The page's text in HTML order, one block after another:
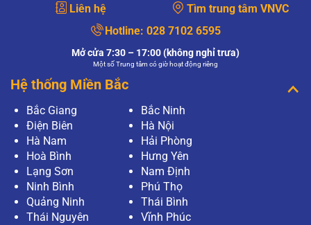
Liên hệ
Tìm trung tâm VNVC
Hotline: 028 7102 6595
Mở cửa 7:30 – 17:00 (không nghỉ trưa)
Một số Trung tâm có giờ hoạt động riêng
Hệ thống Miền Bắc
Bắc Giang
Bắc Ninh
Điện Biên
Hà Nội
Hà Nam
Hải Phòng
Hoà Bình
Hưng Yên
Lạng Sơn
Nam Định
Ninh Bình
Phú Thọ
Quảng Ninh
Thái Bình
Thái Nguyên
Vĩnh Phúc